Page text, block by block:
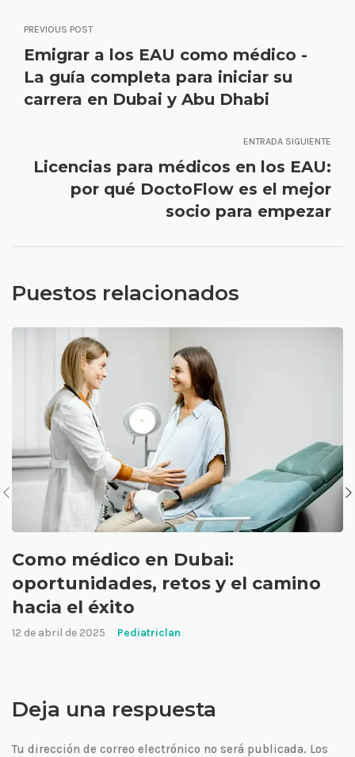
PREVIOUS POST
Emigrar a los EAU como médico -
La guía completa para iniciar su
carrera en Dubai y Abu Dhabi
ENTRADA SIGUIENTE
Licencias para médicos en los EAU:
por qué DoctoFlow es el mejor
socio para empezar
Puestos relacionados
Como médico en Dubai:
oportunidades, retos y el camino
hacia el éxito
12 de abril de 2025 Pediatriclan
Deja una respuesta
Tu dirección de correo electrónico no será publicada. Los